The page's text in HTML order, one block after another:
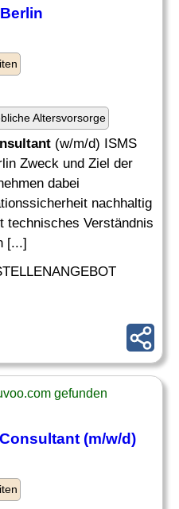
Altersvorsorge
(w/m/d) ISMS
Zweck und Ziel der
dabei
nachhaltig
technisches Verständnis
[...]
gefunden
(m/w/d)